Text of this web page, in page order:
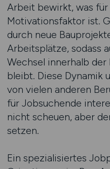
Arbeit bewirkt, was
Motivationsfaktor ist.
durch neue
Arbeitsplätze, sodass
Wechsel innerhalb
bleibt. Diese Dynamik
von vielen anderen
für Jobsuchende
nicht scheuen, aber
setzen.
Ein spezialisiertes